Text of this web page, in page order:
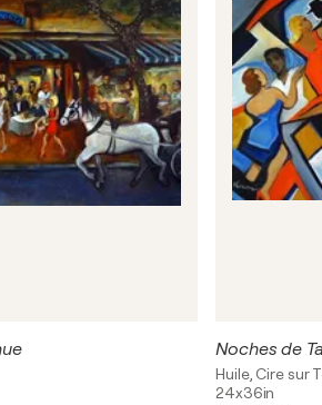
Noches de
Huile, Cire sur
24x36in